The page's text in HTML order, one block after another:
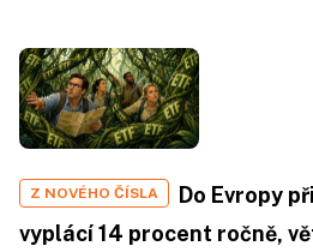
Z NOVÉHO ČÍSLA
Do Evropy
vyplácí 14 procent ročně,